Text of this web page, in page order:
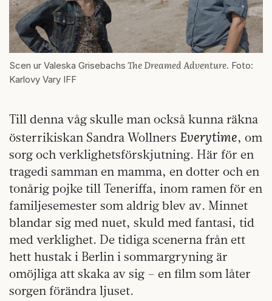
Scen ur Valeska Grisebachs The Dreamed Adventure. Foto:
Karlovy Vary IFF
Till denna våg skulle man också kunna räkna
österrikiskan Sandra Wollners Everytime, om
sorg och verklighetsförskjutning. Här för en
tragedi samman en mamma, en dotter och en
tonårig pojke till Teneriffa, inom ramen för en
familjesemester som aldrig blev av. Minnet
blandar sig med nuet, skuld med fantasi, tid
med verklighet. De tidiga scenerna från ett
hett hustak i Berlin i sommargryning är
omöjliga att skaka av sig – en film som låter
sorgen förändra ljuset.